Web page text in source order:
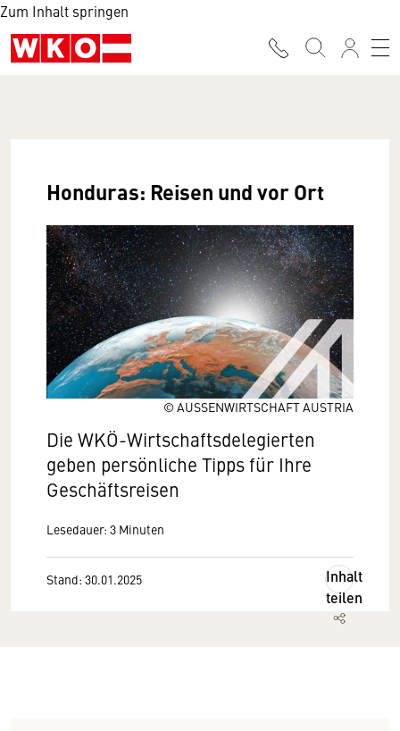
Zum Inhalt springen
© AUSSENWIRTSCHAFT AUSTRIA
Honduras: Reisen und vor Ort
Die WKÖ-Wirtschaftsdelegierten
geben persönliche Tipps für Ihre
Geschäftsreisen
Lesedauer: 3 Minuten
Stand: 30.01.2025
Inhalt
teilen